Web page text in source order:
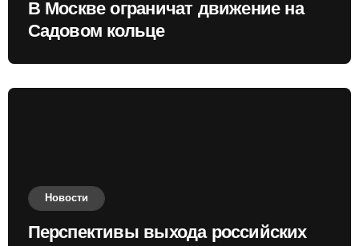
В Москве ограничат движение на
Садовом кольце
Новости
Перспективы выхода российских